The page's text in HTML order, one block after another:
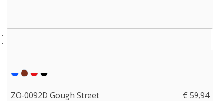
ZO-0092D Gough Street € 59,94